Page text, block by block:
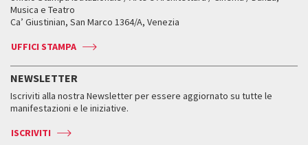
Come raggiungerci
Press
Orari e sedi
Accrediti
Come raggiungerci
Orari e sedi
Biglietti
Accrediti
Come raggiungerci
Contatti
Press
Come raggiungerci
Press
Leone d’oro alla carriera
Leone d’argento
Edizioni passate
Orari e sedi
Biglietti
Servizi al pubblico
Come raggiungerci
Biennale College ASAC
ASAC DATI
Storia
Orari e sedi
Musica e Teatro
Ca’ Giustinian, San Marco 1364/A, Venezia
UFFICI STAMPA
NEWSLETTER
Iscriviti alla nostra Newsletter per essere aggiornato su tutte le
manifestazioni e le iniziative.
ISCRIVITI